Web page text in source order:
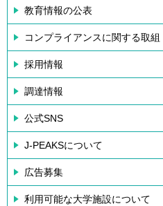
教育情報の公表
コンプライアンスに関する取組
採用情報
調達情報
公式SNS
J-PEAKSについて
広告募集
利用可能な大学施設について